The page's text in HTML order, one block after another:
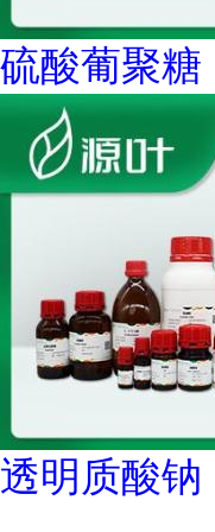
硫酸葡聚糖
透明质酸钠